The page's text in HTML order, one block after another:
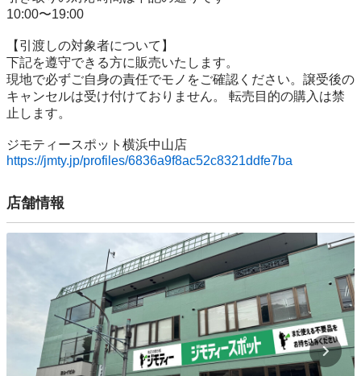
10:00〜19:00
【引渡しの対象者について】
下記を遵守できる⽅に販売いたします。
現地で必ずご⾃⾝の責任でモノをご確認ください。譲受後の
キャンセルは受け付けておりません。 転売⽬的の購⼊は禁
⽌します。
https://jmty.jp/profiles/6836a9f8ac52c8321ddfe7ba
店舗情報